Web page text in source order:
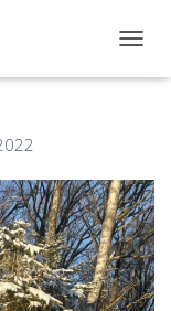
L
A
V
N
A
V
I
G